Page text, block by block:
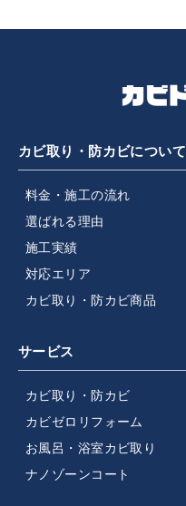
カビ取り・防カビについて
料金・施工の流れ
選ばれる理由
施工実績
対応エリア
カビ取り・防カビ商品
サービス
カビ取り・防カビ
カビゼロリフォーム
お風呂・浴室カビ取り
ナノゾーンコート